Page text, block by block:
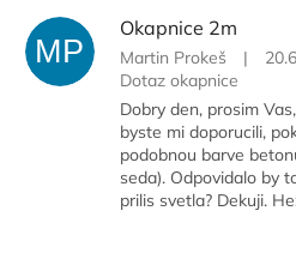
MP
Okapnice 2m
Martin Prokeš |
Dotaz okapnice
Dobry den, prosim
byste mi doporucili,
podobnou barve
seda). Odpovidalo by
prilis svetla? Dekuji.